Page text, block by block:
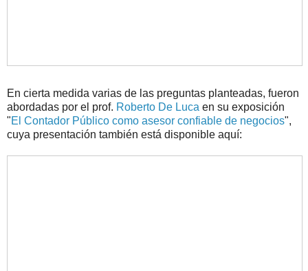
En cierta medida varias de las preguntas planteadas, fueron
abordadas por el prof. Roberto De Luca en su exposición
"El Contador Público como asesor confiable de negocios",
cuya presentación también está disponible aquí: